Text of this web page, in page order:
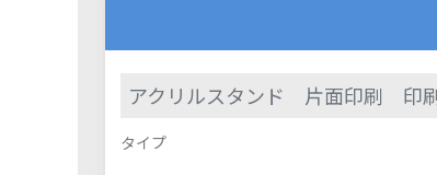
アクリルキーホルダー
アクリルスタンド 片面印刷 印
タイプ